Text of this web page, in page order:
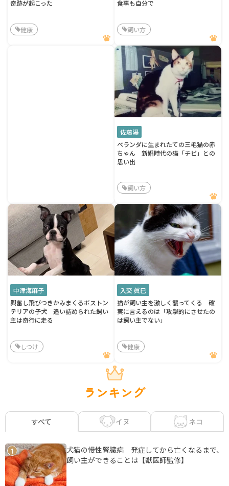
奇跡が起こった
健康
食事も自分で
飼い方
佐藤陽
ベランダに生まれたての三毛猫の赤
ちゃん 新婚時代の猫「チビ」との
思い出
飼い方
中津海麻子
興奮し飛びつきかみまくるボストン
テリアの子犬 追い詰められた飼い
主は奇行に走る
しつけ
入交 眞巳
猫が飼い主を激しく襲ってくる 確
実に言えるのは「攻撃的にさせたの
は飼い主でない」
健康
ランキング
すべて イヌ ネコ
1
犬猫の慢性腎臓病 発症してから亡くなるまで、
飼い主ができることは【獣医師監修】